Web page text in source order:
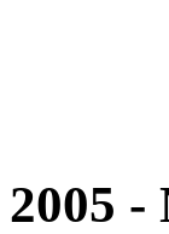
2005 -